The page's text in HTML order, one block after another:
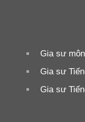
Gia sư
Gia sư
Gia sư